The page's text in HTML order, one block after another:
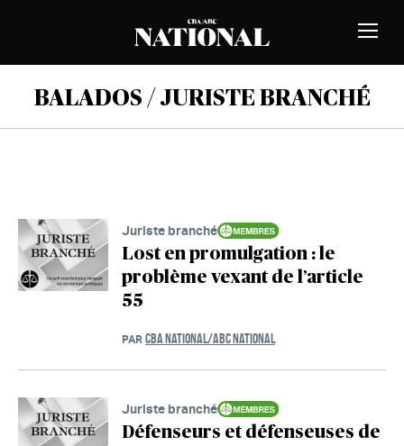
BALADOS / JURISTE BRANCHÉ
Juriste branché
Lost en promulgation : le
problème vexant de l’article
55
PAR CBA NATIONAL/ABC NATIONAL
Juriste branché
Défenseurs et défenseuses de